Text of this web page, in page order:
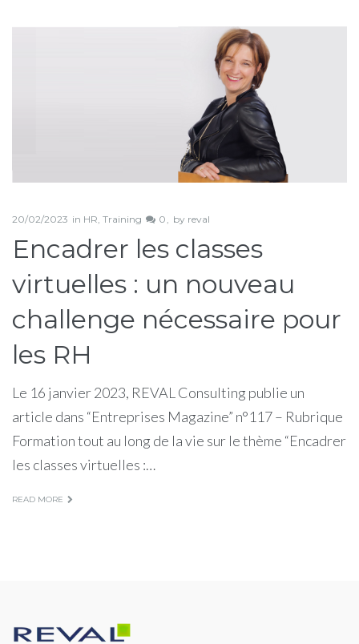
20/02/2023 in HR, Training 0 by reval
Encadrer les classes
virtuelles : un nouveau
challenge nécessaire pour
les RH
Le 16 janvier 2023, REVAL Consulting publie un
article dans “Entreprises Magazine” n°117 – Rubrique
Formation tout au long de la vie sur le thème “Encadrer
les classes virtuelles :…
READ MORE